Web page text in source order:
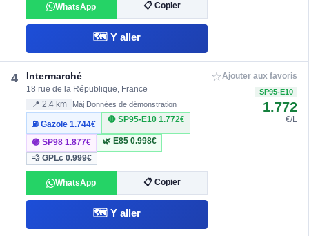
WhatsApp 📋 Copier
🗺️ Y aller
4 Intermarché
18 rue de la République, France
📍 2.4 km Màj Données de démonstration
⛽ Gazole1.744€
🔴 SP95-E10 1.772€
🟣 SP981.877€ 🌿 E85 0.998€
💨 GPLc0.999€
WhatsApp 📋 Copier
🗺️ Y aller
☆Ajouter aux favoris
SP95-E10
1.772
€/L